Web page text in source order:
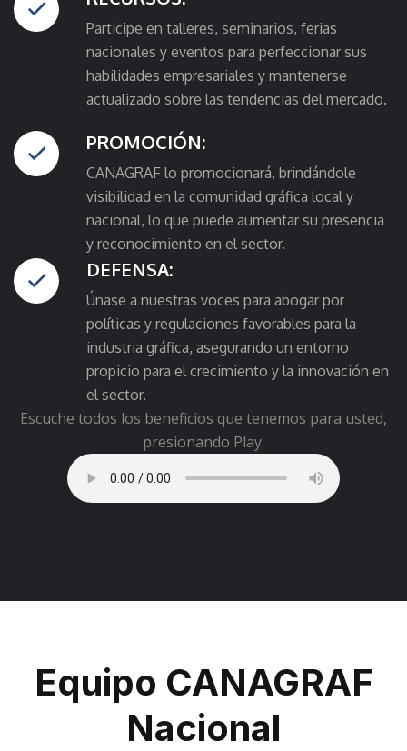
Participe en talleres, seminarios, ferias
nacionales y eventos para perfeccionar sus
habilidades empresariales y mantenerse
actualizado sobre las tendencias del mercado.
PROMOCIÓN:
CANAGRAF lo promocionará, brindándole
visibilidad en la comunidad gráfica local y
nacional, lo que puede aumentar su presencia
y reconocimiento en el sector.
DEFENSA:
Únase a nuestras voces para abogar por
políticas y regulaciones favorables para la
industria gráfica, asegurando un entorno
propicio para el crecimiento y la innovación en
el sector.
Escuche todos los beneficios que tenemos para usted,
presionando Play.
Equipo CANAGRAF
Nacional